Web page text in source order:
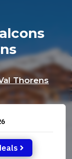
Thorens